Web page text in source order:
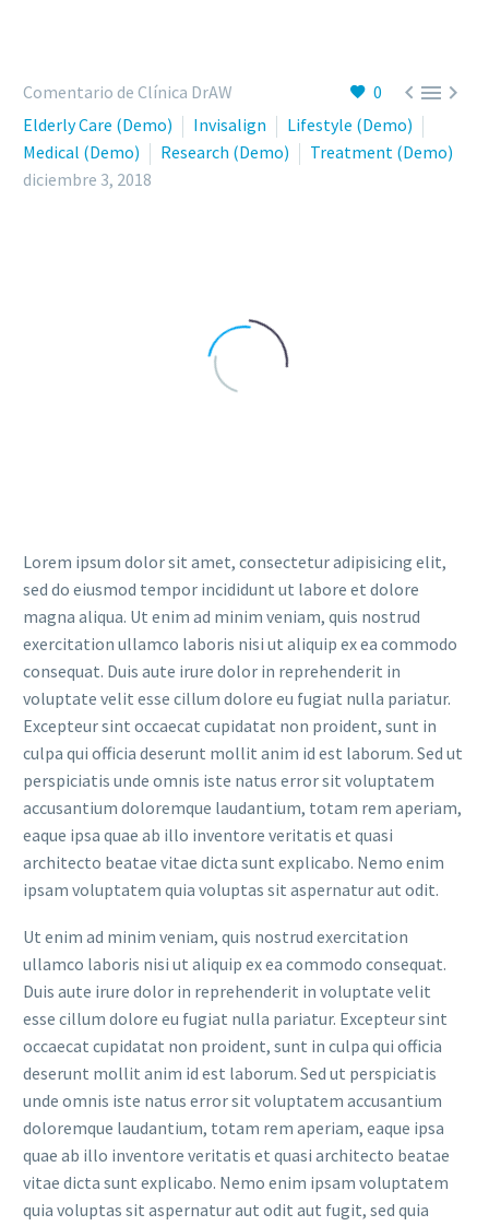
0 
Comentario de Clínica DrAW
Elderly Care (Demo)
Invisalign
Lifestyle (Demo)
Medical (Demo)
Research (Demo)
Treatment (Demo)
diciembre 3, 2018
Lorem ipsum dolor sit amet, consectetur adipisicing elit,
sed do eiusmod tempor incididunt ut labore et dolore
magna aliqua. Ut enim ad minim veniam, quis nostrud
exercitation ullamco laboris nisi ut aliquip ex ea commodo
consequat. Duis aute irure dolor in reprehenderit in
voluptate velit esse cillum dolore eu fugiat nulla pariatur.
Excepteur sint occaecat cupidatat non proident, sunt in
culpa qui officia deserunt mollit anim id est laborum. Sed ut
perspiciatis unde omnis iste natus error sit voluptatem
accusantium doloremque laudantium, totam rem aperiam,
eaque ipsa quae ab illo inventore veritatis et quasi
architecto beatae vitae dicta sunt explicabo. Nemo enim
ipsam voluptatem quia voluptas sit aspernatur aut odit.
Ut enim ad minim veniam, quis nostrud exercitation
ullamco laboris nisi ut aliquip ex ea commodo consequat.
Duis aute irure dolor in reprehenderit in voluptate velit
esse cillum dolore eu fugiat nulla pariatur. Excepteur sint
occaecat cupidatat non proident, sunt in culpa qui officia
deserunt mollit anim id est laborum. Sed ut perspiciatis
unde omnis iste natus error sit voluptatem accusantium
doloremque laudantium, totam rem aperiam, eaque ipsa
quae ab illo inventore veritatis et quasi architecto beatae
vitae dicta sunt explicabo. Nemo enim ipsam voluptatem
quia voluptas sit aspernatur aut odit aut fugit, sed quia